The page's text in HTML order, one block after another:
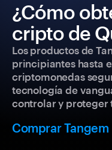
¿Cómo
cripto de
Los productos de
principiantes hasta
criptomonedas
tecnología de
controlar y proteger
Comprar Tangem